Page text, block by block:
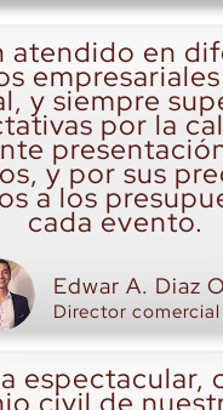
atendido en
y siempre
por la
y por sus
a los
cada evento.
Edwar A. Diaz
Director comercial
espectacular,
civil de